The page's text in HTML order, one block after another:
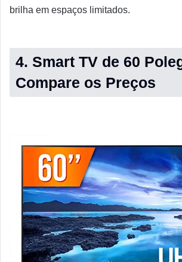
brilha em espaços limitados.
4. Smart TV de 60
Compare os Preços